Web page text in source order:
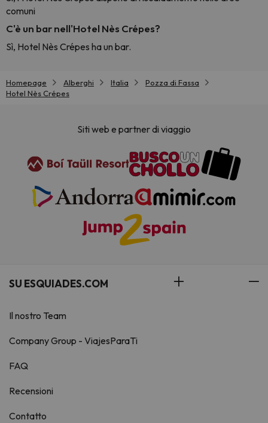
comuni
C'è un bar nell'Hotel Nès Crépes?
Sì, Hotel Nès Crépes ha un bar.
Homepage Alberghi Italia
Pozza di Fassa
Hotel Nès Crépes
Siti web e partner di viaggio
SU ESQUIADES.COM
Il nostro Team
Company Group - ViajesParaTi
FAQ
Recensioni
Contatto